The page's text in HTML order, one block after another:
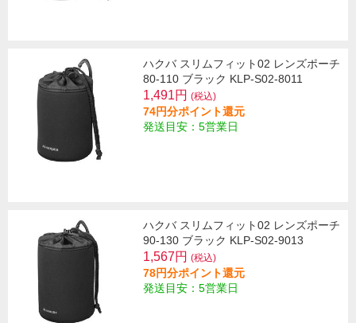
ハクバ スリムフィット02 レンズポーチ
80-110 ブラック KLP-S02-8011
1,491円 (税込)
74円分ポイント還元
発送目安：5営業日
ハクバ スリムフィット02 レンズポーチ
90-130 ブラック KLP-S02-9013
1,567円 (税込)
78円分ポイント還元
発送目安：5営業日